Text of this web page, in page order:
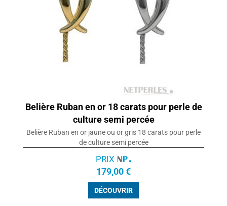
Belière Ruban en or 18 carats pour perle de
culture semi percée
Belière Ruban en or jaune ou or gris 18 carats pour perle
de culture semi percée
PRIX
179,00 €
DÉCOUVRIR